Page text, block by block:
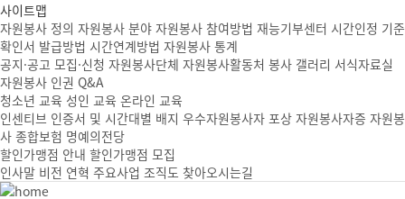
사이트맵
자원봉사 정의 자원봉사 분야 자원봉사 참여방법 재능기부센터 시간인정 기준
확인서 발급방법 시간연계방법 자원봉사 통계
공지·공고 모집·신청 자원봉사단체 자원봉사활동처 봉사 갤러리 서식자료실
자원봉사 인권 Q&A
청소년 교육 성인 교육 온라인 교육
인센티브 인증서 및 시간대별 배지 우수자원봉사자 포상 자원봉사자증 자원봉
사 종합보험 명예의전당
할인가맹점 안내 할인가맹점 모집
인사말 비전 연혁 주요사업 조직도 찾아오시는길